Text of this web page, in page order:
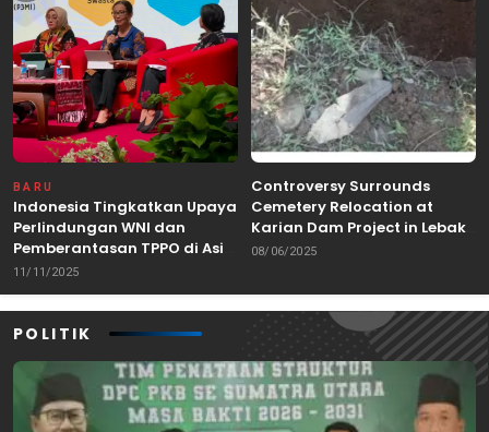
BARU
Indonesia Tingkatkan Upaya
Perlindungan WNI dan
Pemberantasan TPPO di Asia
Tenggara
11/11/2025
Controversy Surrounds
Cemetery Relocation at
Karian Dam Project in Lebak,
Banten
08/06/2025
POLITIK